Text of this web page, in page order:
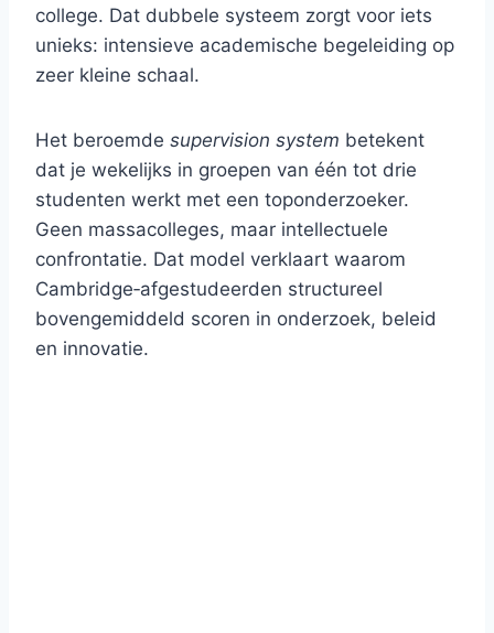
college. Dat dubbele systeem zorgt voor iets
unieks: intensieve academische begeleiding op
zeer kleine schaal.
Het beroemde supervision system betekent
dat je wekelijks in groepen van één tot drie
studenten werkt met een toponderzoeker.
Geen massacolleges, maar intellectuele
confrontatie. Dat model verklaart waarom
Cambridge‑afgestudeerden structureel
bovengemiddeld scoren in onderzoek, beleid
en innovatie.